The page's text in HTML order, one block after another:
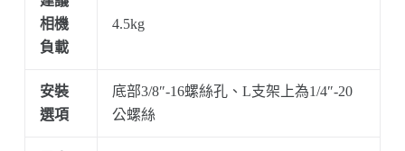
相機
負載
4.5kg
安裝
選項
底部3/8″-16螺絲孔、L支架上為1/4″-20
公螺絲